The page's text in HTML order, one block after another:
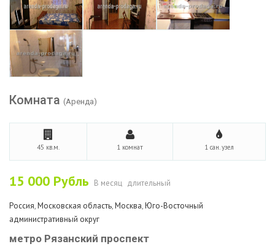
Комната (Аренда)
45 кв.м. 1 комнат 1 сан. узел
15 000 Рубль В месяц длительный
Россия,Московская область,Москва,Юго-Восточный
административный округ
метро Рязанский проспект